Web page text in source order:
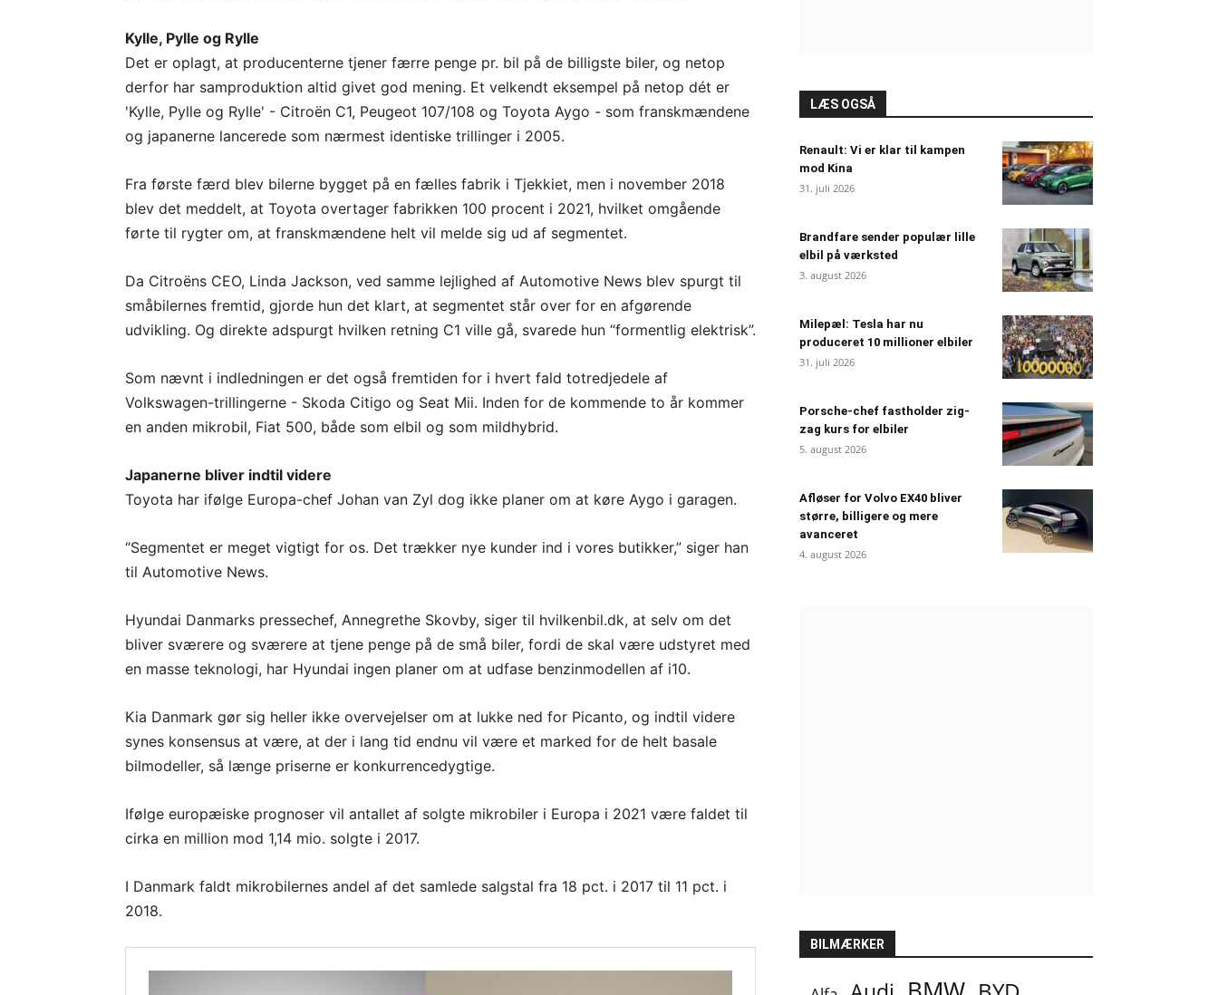
Kylle, Pylle og Rylle
Det er oplagt, at producenterne tjener færre penge pr. bil på de billigste biler, og netop
derfor har samproduktion altid givet god mening. Et velkendt eksempel på netop dét er
'Kylle, Pylle og Rylle' - Citroën C1, Peugeot 107/108 og Toyota Aygo - som franskmændene
og japanerne lancerede som nærmest identiske trillinger i 2005.
Fra første færd blev bilerne bygget på en fælles fabrik i Tjekkiet, men i november 2018
blev det meddelt, at Toyota overtager fabrikken 100 procent i 2021, hvilket omgående
førte til rygter om, at franskmændene helt vil melde sig ud af segmentet.
Da Citroëns CEO, Linda Jackson, ved samme lejlighed af Automotive News blev spurgt til
småbilernes fremtid, gjorde hun det klart, at segmentet står over for en afgørende
udvikling. Og direkte adspurgt hvilken retning C1 ville gå, svarede hun “formentlig elektrisk”.
Som nævnt i indledningen er det også fremtiden for i hvert fald totredjedele af
Volkswagen-trillingerne - Skoda Citigo og Seat Mii. Inden for de kommende to år kommer
en anden mikrobil, Fiat 500, både som elbil og som mildhybrid.
Japanerne bliver indtil videre
Toyota har ifølge Europa-chef Johan van Zyl dog ikke planer om at køre Aygo i garagen.
“Segmentet er meget vigtigt for os. Det trækker nye kunder ind i vores butikker,” siger han
til Automotive News.
Hyundai Danmarks pressechef, Annegrethe Skovby, siger til hvilkenbil.dk, at selv om det
bliver sværere og sværere at tjene penge på de små biler, fordi de skal være udstyret med
en masse teknologi, har Hyundai ingen planer om at udfase benzinmodellen af i10.
Kia Danmark gør sig heller ikke overvejelser om at lukke ned for Picanto, og indtil videre
synes konsensus at være, at der i lang tid endnu vil være et marked for de helt basale
bilmodeller, så længe priserne er konkurrencedygtige.
Ifølge europæiske prognoser vil antallet af solgte mikrobiler i Europa i 2021 være faldet til
cirka en million mod 1,14 mio. solgte i 2017.
I Danmark faldt mikrobilernes andel af det samlede salgstal fra 18 pct. i 2017 til 11 pct. i
2018.
LÆS OGSÅ
Renault: Vi er klar til kampen
mod Kina
31. juli 2026
Brandfare sender populær lille
elbil på værksted
3. august 2026
Milepæl: Tesla har nu
produceret 10 millioner elbiler
31. juli 2026
Porsche-chef fastholder zig-
zag kurs for elbiler
5. august 2026
Afløser for Volvo EX40 bliver
større, billigere og mere
avanceret
4. august 2026
BILMÆRKER